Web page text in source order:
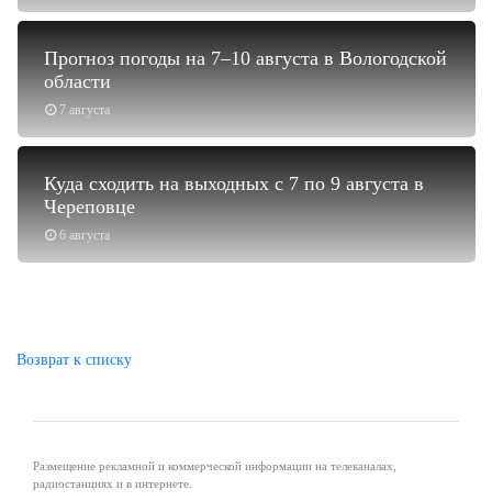
7 августа
Прогноз погоды на 7–10 августа в Вологодской
области
6 августа
Куда сходить на выходных с 7 по 9 августа в
Череповце
Возврат к списку
Размещение рекламной и коммерческой информации на телеканалах,
радиостанциях и в интернете.